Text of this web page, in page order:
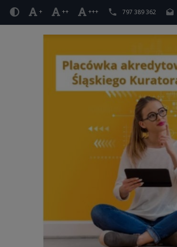
+ ++ +++ 797 389 362